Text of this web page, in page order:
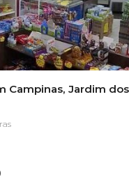
Campinas, Jardim